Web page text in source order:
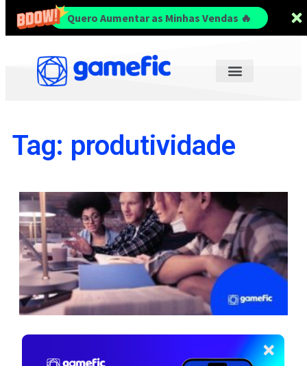
Quero Aumentar as Minhas Vendas 🔥
Tag: produtividade